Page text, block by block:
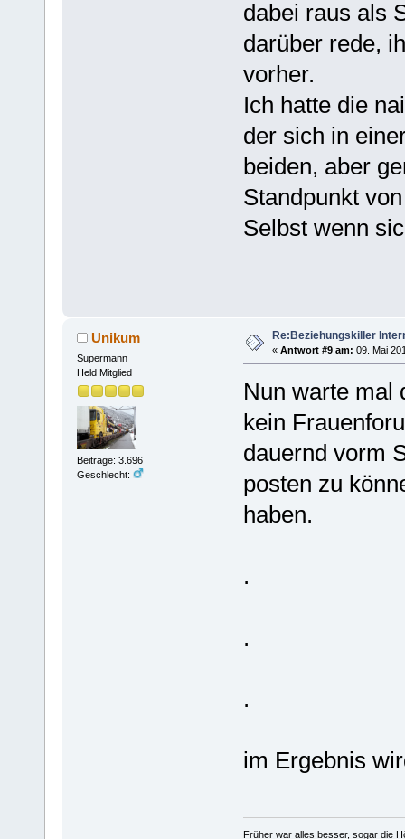
dabei raus als
darüber rede,
vorher.
Ich hatte die
der sich in
beiden, aber
Standpunkt
Selbst wenn
Unikum
Supermann
Held Mitglied
Beiträge: 3.696
Geschlecht:
Re:Beziehungskiller
« Antwort #9 am: 09. Mai
Nun warte mal
kein
dauernd vorm
posten zu
haben.
.
.
.
im Ergebnis
Früher war alles besser, sogar die